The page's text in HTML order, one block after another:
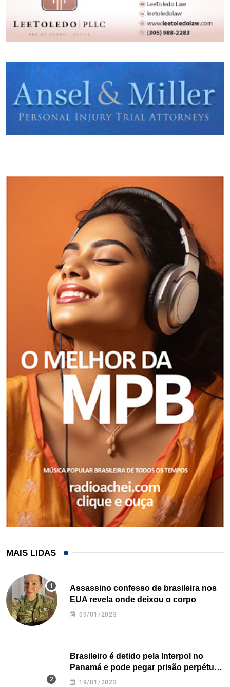
MAIS LIDAS
Assassino confesso de brasileira nos
EUA revela onde deixou o corpo
09/01/2023
Brasileiro é detido pela Interpol no
Panamá e pode pegar prisão perpétua
nos EUA
19/01/2023